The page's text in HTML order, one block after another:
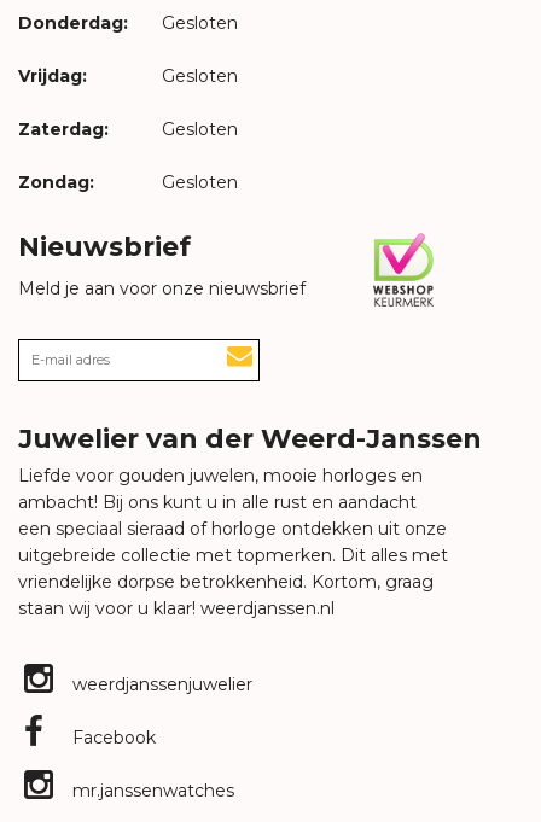
Donderdag: Gesloten
Vrijdag: Gesloten
Zaterdag: Gesloten
Zondag: Gesloten
Nieuwsbrief
Meld je aan voor onze nieuwsbrief
Juwelier van der Weerd-Janssen
Liefde voor gouden juwelen, mooie horloges en
ambacht! Bij ons kunt u in alle rust en aandacht
een speciaal sieraad of horloge ontdekken uit onze
uitgebreide collectie met topmerken. Dit alles met
vriendelijke dorpse betrokkenheid. Kortom, graag
staan wij voor u klaar! weerdjanssen.nl
weerdjanssenjuwelier
Facebook
mr.janssenwatches